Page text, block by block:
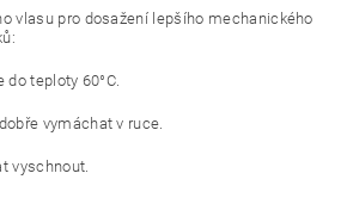
vlasu pro dosažení lepšího mechanického
do teploty 60°C.
vymáchat v ruce.
vyschnout.